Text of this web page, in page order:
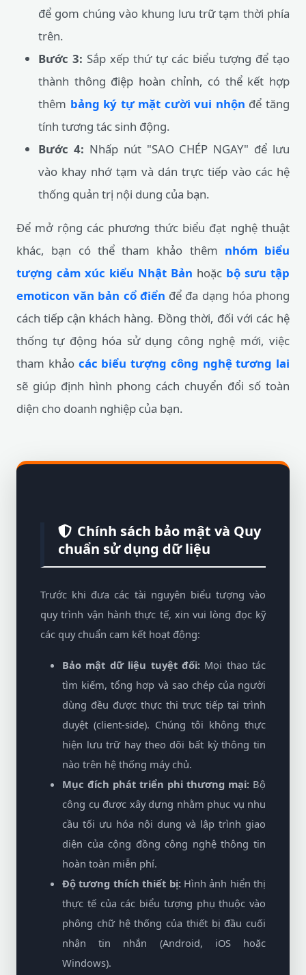
để gom chúng vào khung lưu trữ tạm thời phía
trên.
Bước 3: Sắp xếp thứ tự các biểu tượng để tạo
thành thông điệp hoàn chỉnh, có thể kết hợp
thêm bảng ký tự mặt cười vui nhộn để tăng
tính tương tác sinh động.
Bước 4: Nhấp nút "SAO CHÉP NGAY" để lưu
vào khay nhớ tạm và dán trực tiếp vào các hệ
thống quản trị nội dung của bạn.
Để mở rộng các phương thức biểu đạt nghệ thuật
khác, bạn có thể tham khảo thêm nhóm biểu
tượng cảm xúc kiểu Nhật Bản hoặc bộ sưu tập
emoticon văn bản cổ điển để đa dạng hóa phong
cách tiếp cận khách hàng. Đồng thời, đối với các hệ
thống tự động hóa sử dụng công nghệ mới, việc
tham khảo các biểu tượng công nghệ tương lai
sẽ giúp định hình phong cách chuyển đổi số toàn
diện cho doanh nghiệp của bạn.
Chính sách bảo mật và Quy
chuẩn sử dụng dữ liệu
Trước khi đưa các tài nguyên biểu tượng vào
quy trình vận hành thực tế, xin vui lòng đọc kỹ
các quy chuẩn cam kết hoạt động:
Bảo mật dữ liệu tuyệt đối:Mọi thao tác
tìm kiếm, tổng hợp và sao chép của người
dùng đều được thực thi trực tiếp tại trình
duyệt (client-side). Chúng tôi không thực
hiện lưu trữ hay theo dõi bất kỳ thông tin
nào trên hệ thống máy chủ.
Mục đích phát triển phi thương mại: Bộ
công cụ được xây dựng nhằm phục vụ nhu
cầu tối ưu hóa nội dung và lập trình giao
diện của cộng đồng công nghệ thông tin
hoàn toàn miễn phí.
Độ tương thích thiết bị:Hình ảnh hiển thị
thực tế của các biểu tượng phụ thuộc vào
phông chữ hệ thống của thiết bị đầu cuối
nhận tin nhắn (Android, iOS hoặc
Windows).